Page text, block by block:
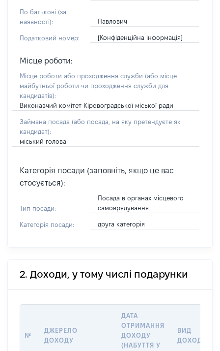
По батькові (за
наявності):
Павлович
Податковий номер: [Конфіденційна інформація]
Місце роботи:
Місце роботи або проходження служби (або місце
майбутньої роботи чи проходження служби для
кандидатів):
Виконавчий комітет Кіровоградської міської ради
Займана посада (або посада, на яку претендуєте як
кандидат):
міський голова
Категорія посади (заповніть, якщо це вас
стосується):
Тип посади:
Посада в органах місцевого
самоврядування
Категорія посади: друга категорія
2. Доходи, у тому числі подарунки
№
ДЖЕРЕЛО
ДОХОДУ
ДАТА
ОТРИМАННЯ
ДОХОДУ
(НАБУТТЯ У
ВИД
ДОХОДУ